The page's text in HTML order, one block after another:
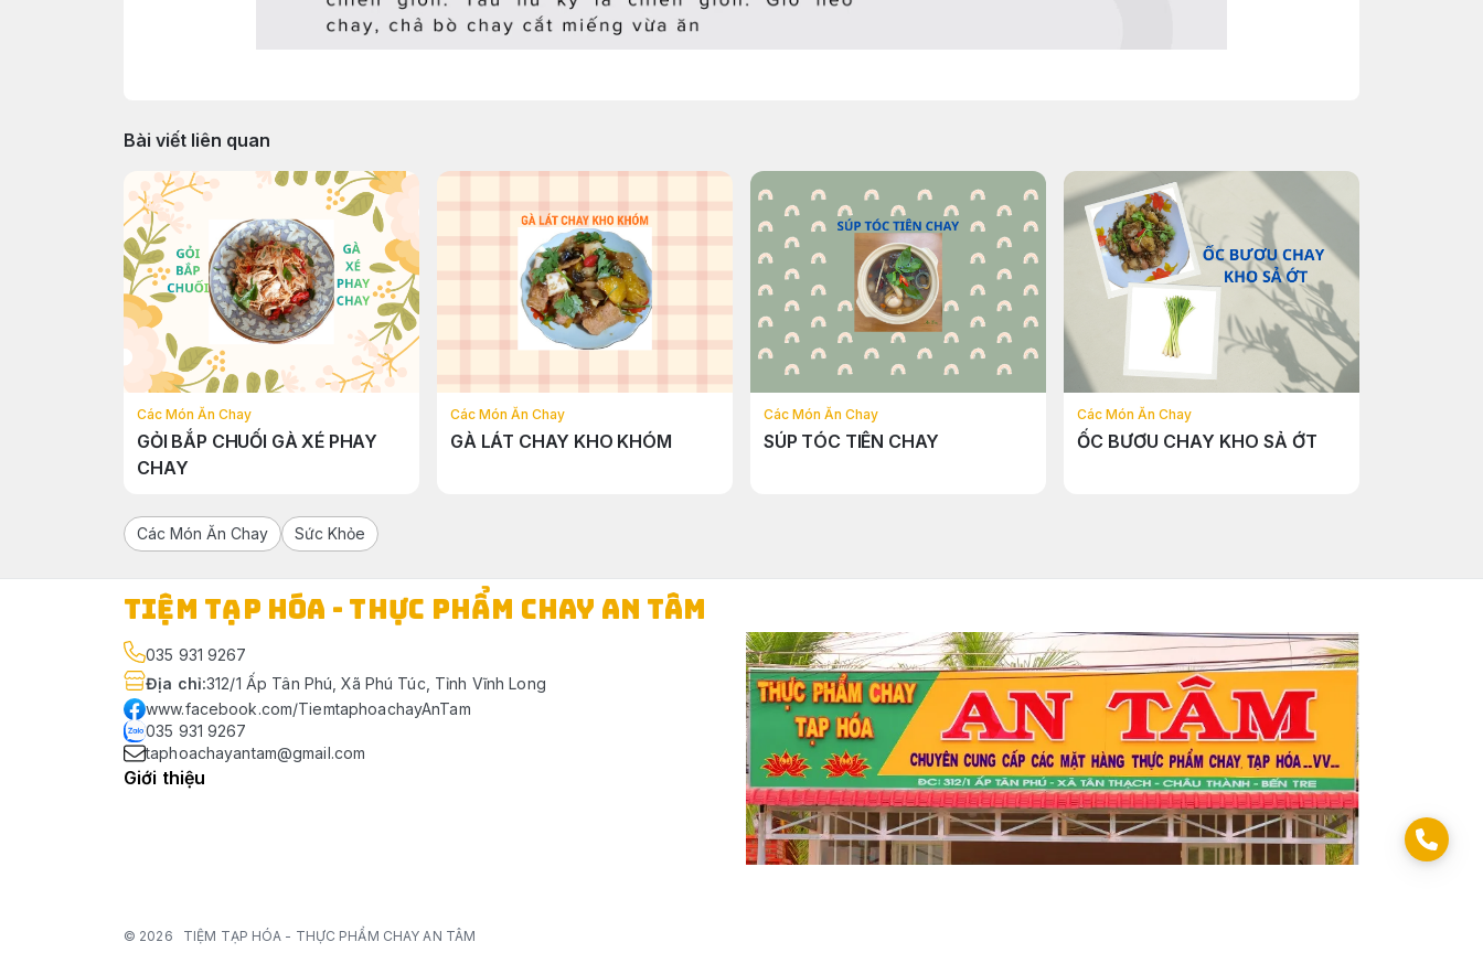
Bài viết liên quan
Các Món Ăn Chay
GỎI BẮP CHUỐI GÀ XÉ PHAY
CHAY
Các Món Ăn Chay
GÀ LÁT CHAY KHO KHÓM
Các Món Ăn Chay
SÚP TÓC TIÊN CHAY
Các Món Ăn Chay
ỐC BƯƠU CHAY KHO SẢ ỚT
Các Món Ăn Chay Sức Khỏe
TIỆM TẠP HÓA - THỰC PHẨM CHAY AN TÂM
035 931 9267
Địa chỉ:312/1 Ấp Tân Phú, Xã Phú Túc, Tỉnh Vĩnh Long
www.facebook.com/TiemtaphoachayAnTam
035 931 9267
taphoachayantam@gmail.com
Giới thiệu
© 2026 TIỆM TẠP HÓA - THỰC PHẨM CHAY AN TÂM